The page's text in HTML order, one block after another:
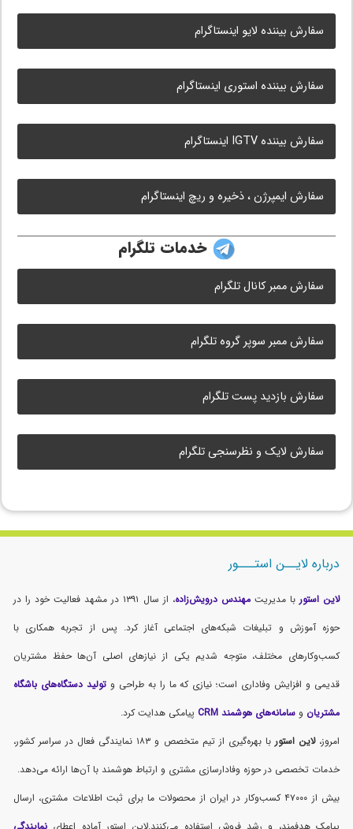
سفارش بیننده لایو اینستاگرام
سفارش بیننده استوری اینستاگرام
سفارش بیننده IGTV اینستاگرام
سفارش ایمپرژن ، ذخیره و ریچ اینستاگرام
خدمات تلگرام
سفارش ممبر کانال تلگرام
سفارش ممبر سوپر گروه تلگرام
سفارش بازدید پست تلگرام
سفارش لایک و نظرسنجی تلگرام